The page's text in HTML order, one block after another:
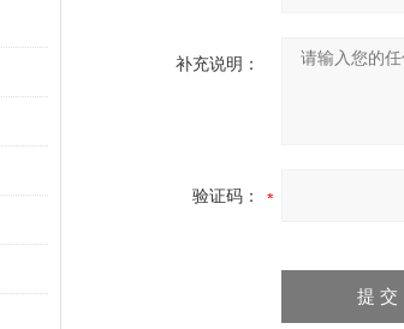
补充说明：
验证码：